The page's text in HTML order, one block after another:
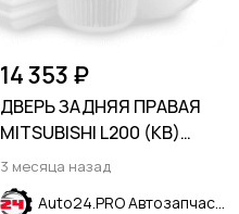
14 353 ₽
ДВЕРЬ ЗАДНЯЯ ПРАВАЯ
MITSUBISHI L200 (KB)
2006-2016
3 месяца назад
Auto24.PRO Автозапчасти